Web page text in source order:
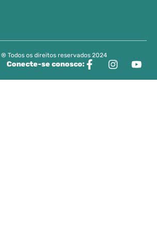
Todos os direitos reservados 2024
Conecte-se conosco: